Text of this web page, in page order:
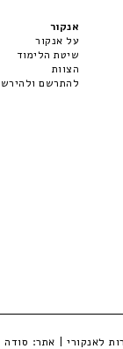
אנקור
על אנקור
שיטת הלימוד
הצוות
להתרשם
לאנקורי | אתר: סודה